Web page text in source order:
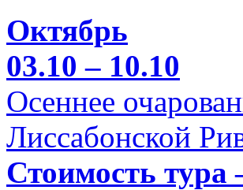
Октябрь
03.10 – 10.10
Осеннее
Лиссабонской
Стоимость тура